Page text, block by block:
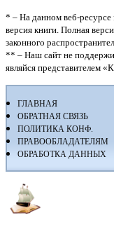
* – На данном веб-ресурсе
версия книги. Полная
законного
** – Наш сайт не
являйся представителем
ГЛАВНАЯ
ОБРАТНАЯ СВЯЗЬ
ПОЛИТИКА КОНФ.
ПРАВООБЛАДАТЕЛЯМ
ОБРАБОТКА ДАННЫХ